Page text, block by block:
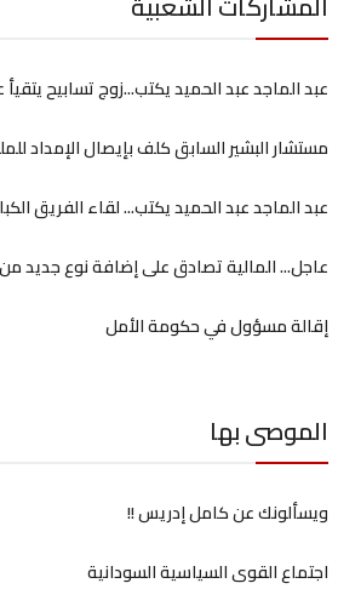
عبد الماجد عبد الحميد يكتب...زوج تسابيح يتقيأ
مستشار البشير السابق كلف بإيصال الإمداد
عبد الماجد عبد الحميد يكتب... لقاء الفريق
عاجل... المالية تصادق على إضافة نوع جديد من
إقالة مسؤول في حكومة الأمل
الموصى بها
ويسألونك عن كامل إدريس !!
اجتماع القوى السياسية السودانية